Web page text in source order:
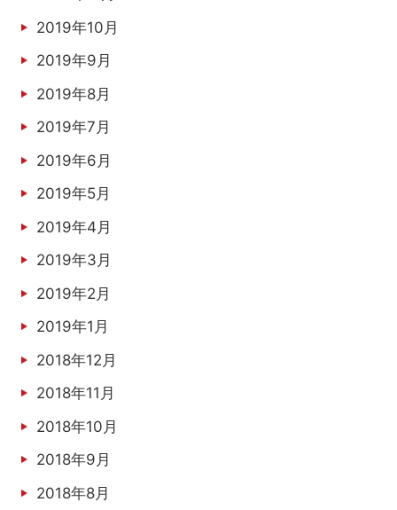
2019年10月
2019年9月
2019年8月
2019年7月
2019年6月
2019年5月
2019年4月
2019年3月
2019年2月
2019年1月
2018年12月
2018年11月
2018年10月
2018年9月
2018年8月